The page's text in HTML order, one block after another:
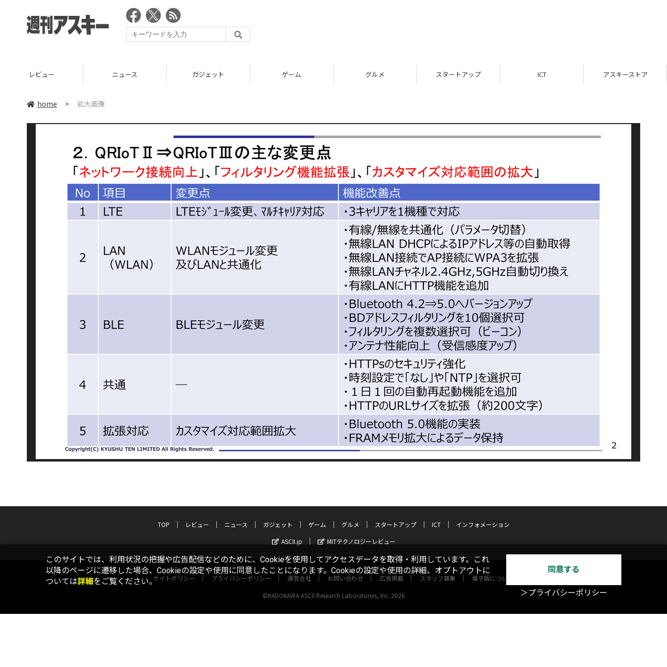
レビュー ニュース ガジェット ゲーム グルメ スタートアップ ICT アスキーストア
home > 拡大画像
TOP レビュー ニュース ガジェット ゲーム グルメ スタートアップ ICT
インフォメーション
ASCII.jp
MITテクノロジーレビュー
サイトポリシー プライバシーポリシー 運営会社 お問い合わせ 広告掲載 スタッフ募集 電子版について
©KADOKAWA ASCII Research Laboratories, Inc. 2026
このサイトでは、利用状況の把握や広告配信などのために、Cookieを使用してアクセスデータを取得・利用しています。これ
以降のページに遷移した場合、Cookieの設定や使用に同意したことになります。Cookieの設定や使用の詳細、オプトアウトに
ついては詳細をご覧ください。
同意する
＞プライバシーポリシー